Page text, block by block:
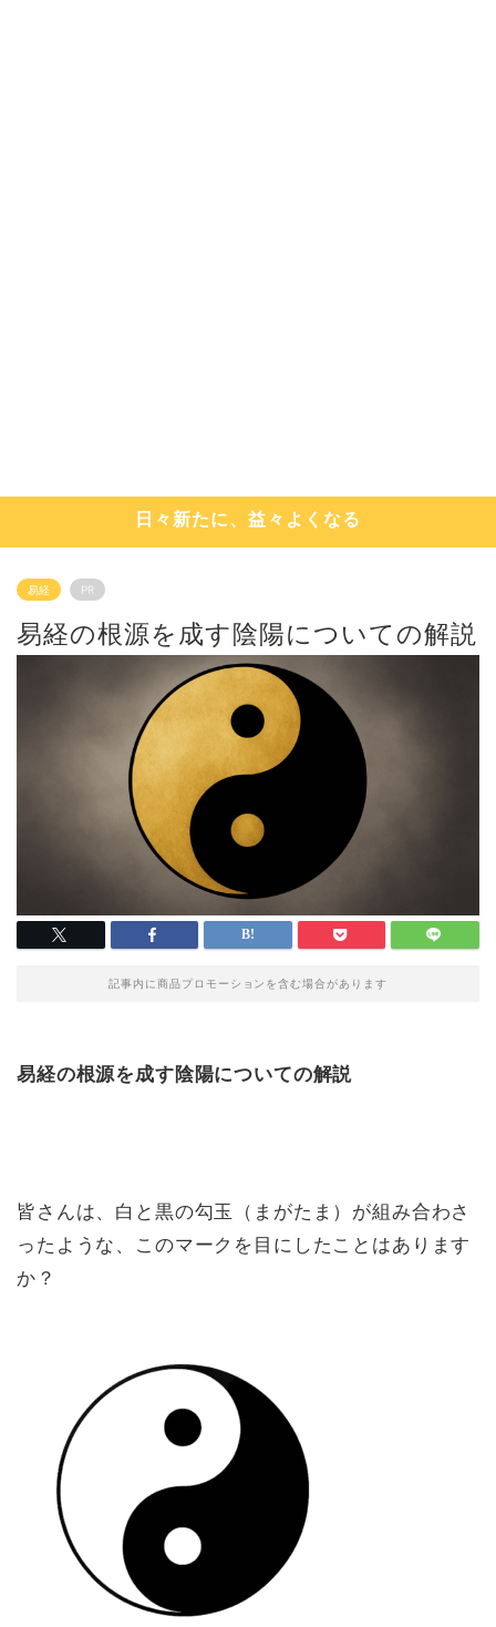
日々新たに、益々よくなる
易経 PR
易経の根源を成す陰陽についての解説
記事内に商品プロモーションを含む場合があります
易経の根源を成す陰陽についての解説
皆さんは、白と黒の勾玉（まがたま）が組み合わさ
ったような、このマークを目にしたことはあります
か？